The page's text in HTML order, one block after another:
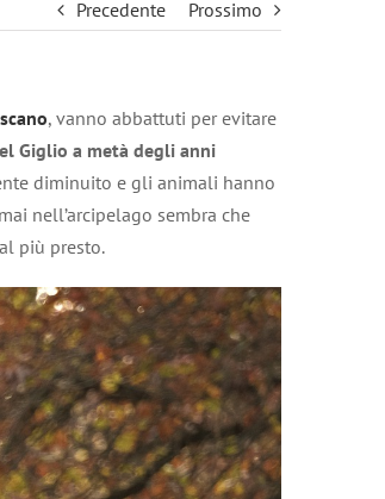
Precedente Prossimo
, vanno abbattuti per evitare
Giglio a metà degli anni
diminuito e gli animali hanno
nell’arcipelago sembra che
più presto.